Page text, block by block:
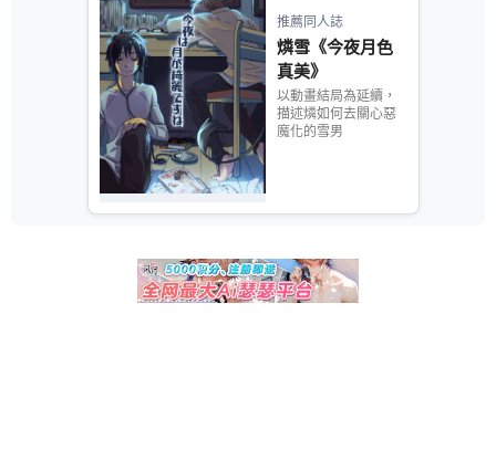
推薦同人誌
燐雪《今夜月色
真美》
以動畫結局為延續，
描述燐如何去關心惡
魔化的雪男